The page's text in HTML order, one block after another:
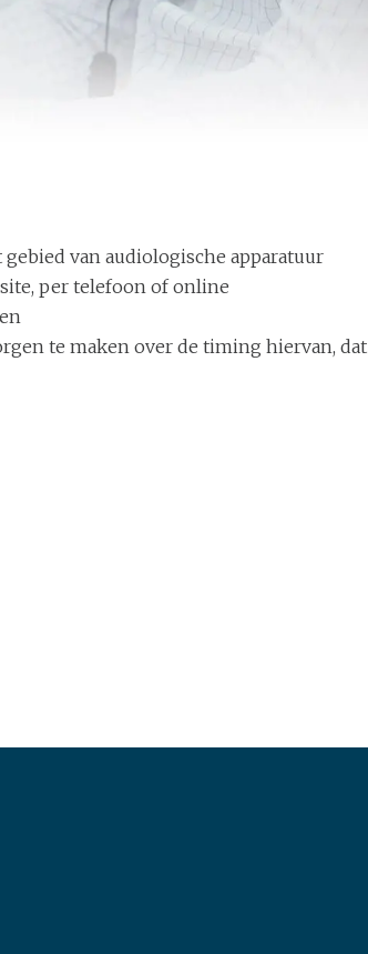
van audiologische apparatuur
per telefoon of online
te maken over de timing hiervan, dat